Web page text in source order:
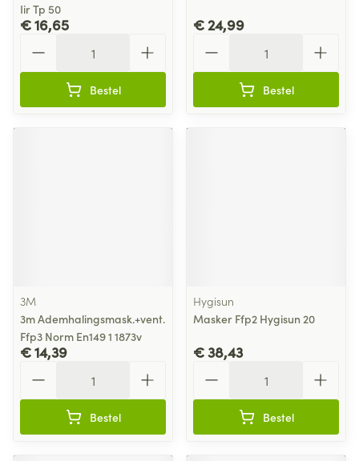
Iir Tp 50
€ 16,65
Bestel
€ 24,99
Bestel
3M
3m Ademhalingsmask.+vent.
Ffp3 Norm En149 1 1873v
€ 14,39
Bestel
Hygisun
Masker Ffp2 Hygisun 20
€ 38,43
Bestel